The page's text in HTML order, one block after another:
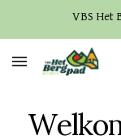
VBS Het